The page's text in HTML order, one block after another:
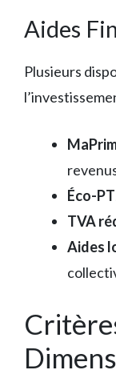
Aides
Plusieurs
Éco-
TVA
Aides